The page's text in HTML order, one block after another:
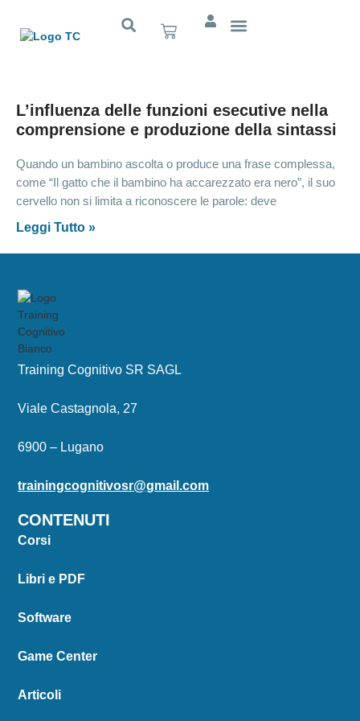
L’influenza delle funzioni esecutive nella
comprensione e produzione della sintassi
Quando un bambino ascolta o produce una frase complessa,
come “Il gatto che il bambino ha accarezzato era nero”, il suo
cervello non si limita a riconoscere le parole: deve
Leggi Tutto »
Training Cognitivo SR SAGL
Viale Castagnola, 27
6900 – Lugano
trainingcognitivosr@gmail.com
CONTENUTI
Corsi
Libri e PDF
Software
Game Center
Articoli